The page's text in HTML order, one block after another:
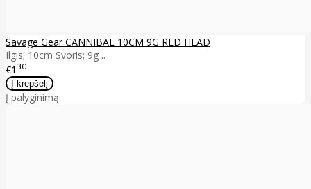
Savage Gear CANNIBAL 10CM 9G RED HEAD
Ilgis; 10cm Svoris; 9g ..
€1 30
Į palyginimą